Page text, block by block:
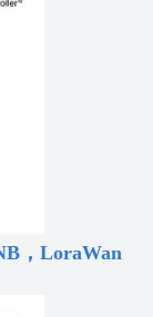
，LoraWan